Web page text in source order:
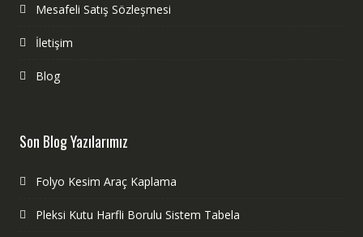
Mesafeli Satış Sözleşmesi
İletişim
Blog
Son Blog Yazılarımız
Folyo Kesim Araç Kaplama
Pleksi Kutu Harfli Borulu Sistem Tabela